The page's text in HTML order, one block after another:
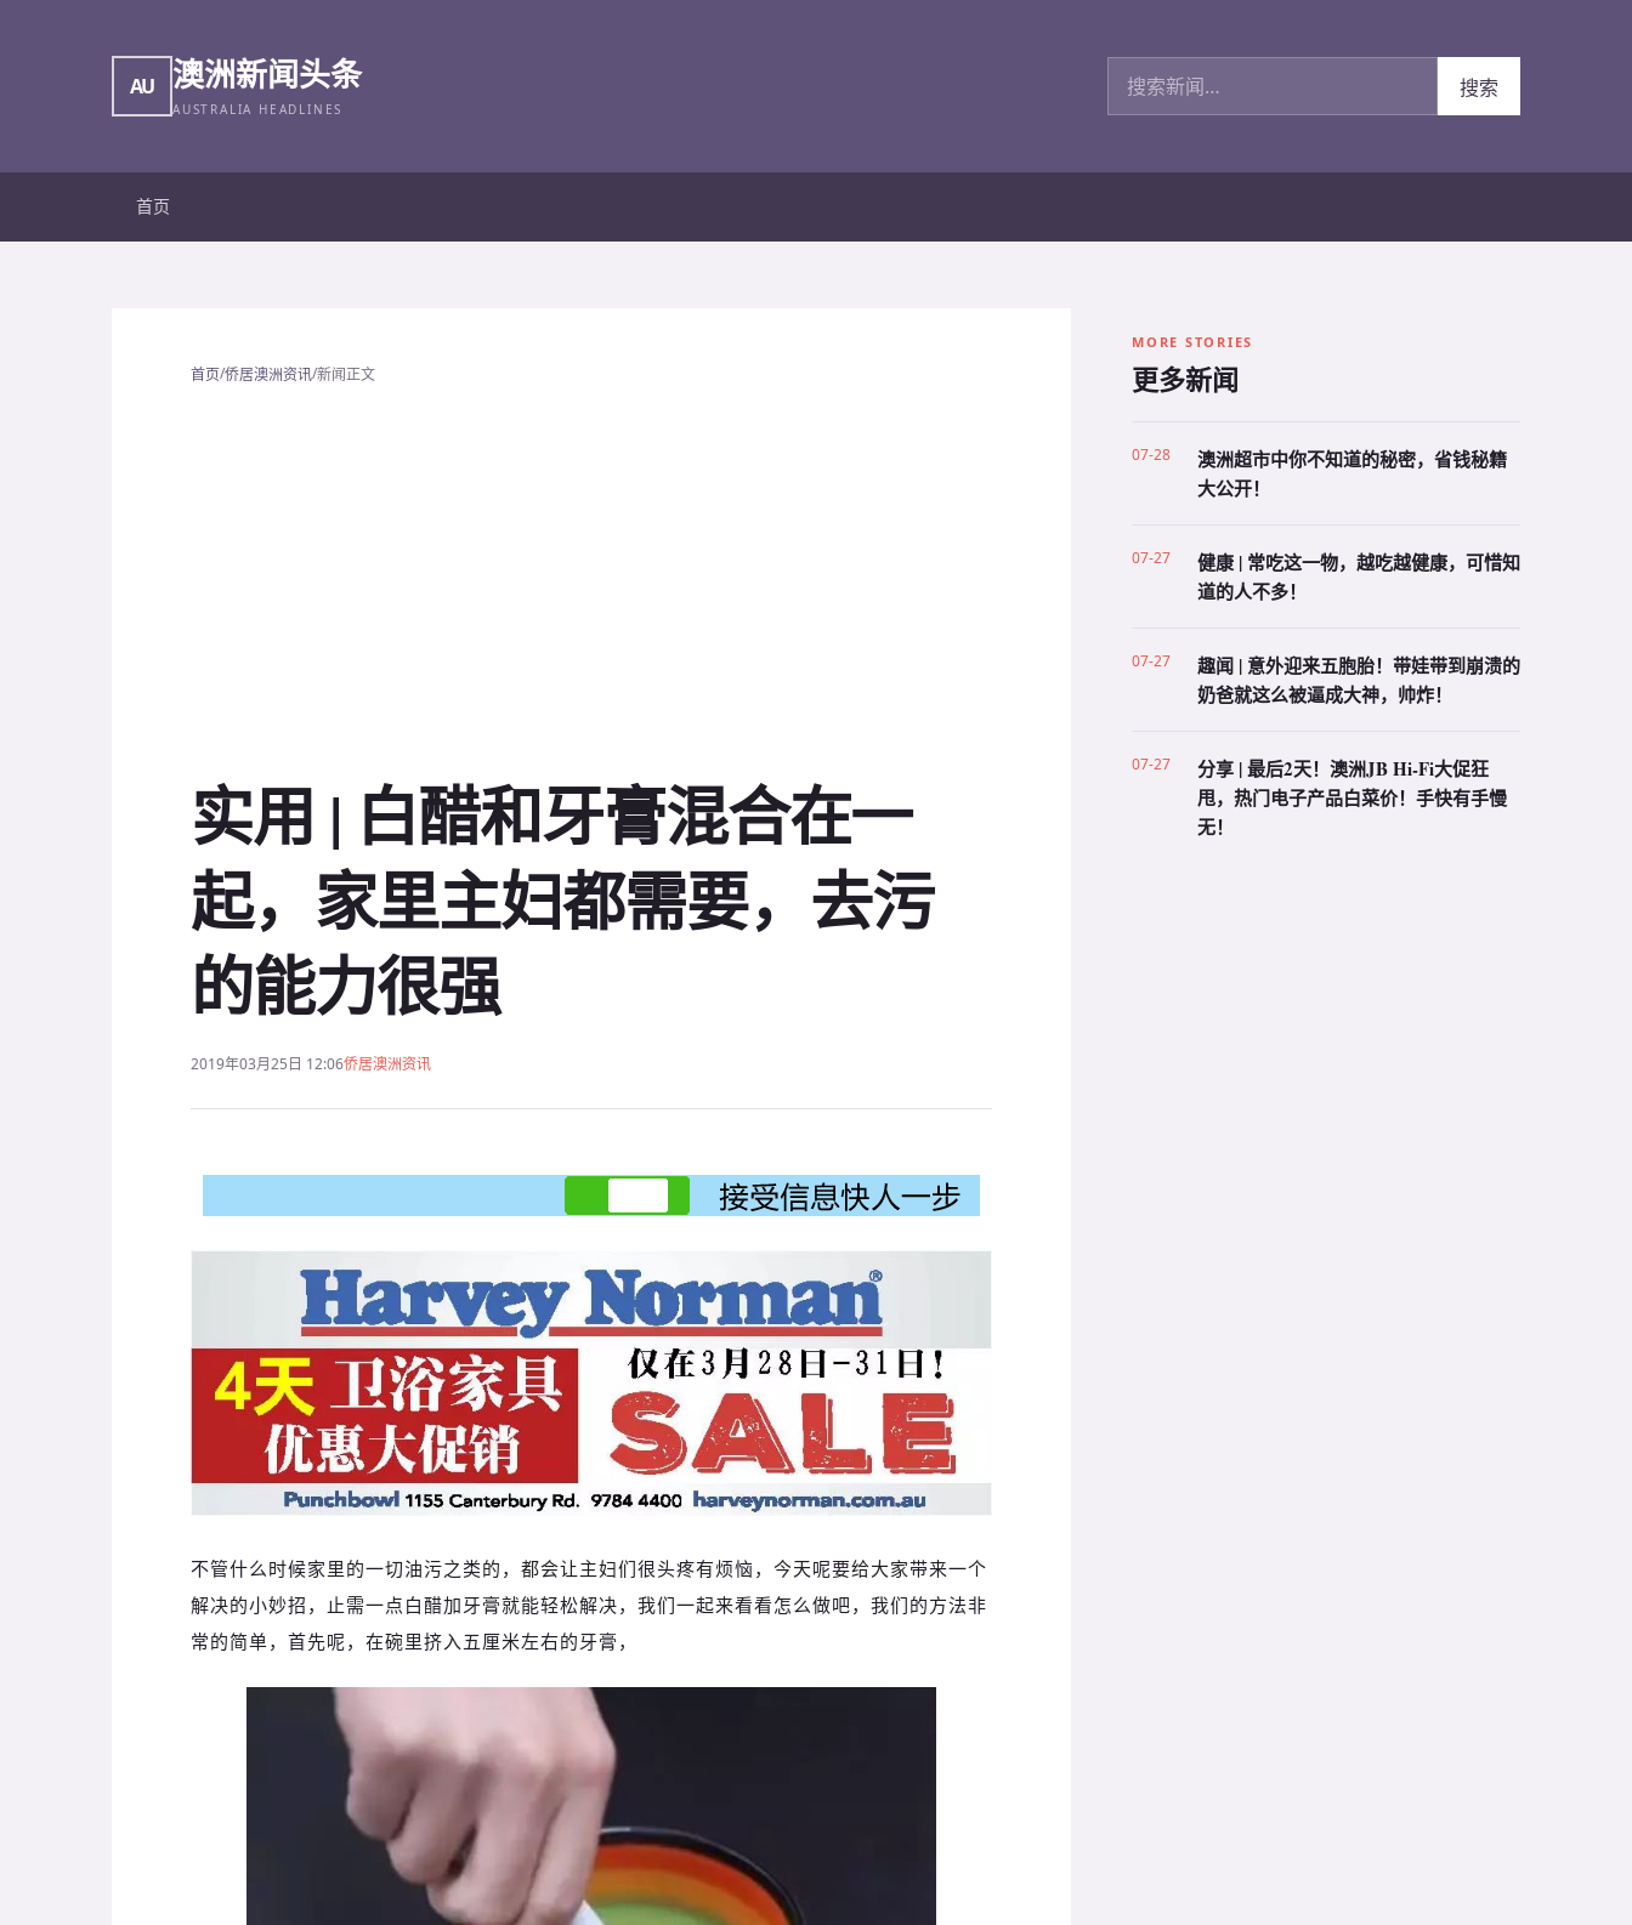
AU 澳洲新闻头条
AUSTRALIA HEADLINES
搜索新闻
搜索
首页
首页/侨居澳洲资讯/新闻正文
实用 | 白醋和牙膏混合在一
起，家里主妇都需要，去污
的能力很强
2019年03月25日 12:06侨居澳洲资讯
不管什么时候家里的一切油污之类的，都会让主妇们很头疼有烦恼，今天呢要给大家带来一个
解决的小妙招，止需一点白醋加牙膏就能轻松解决，我们一起来看看怎么做吧，我们的方法非
常的简单，首先呢，在碗里挤入五厘米左右的牙膏，
MORE STORIES
更多新闻
07-28
澳洲超市中你不知道的秘密，省钱秘籍
大公开！
07-27
健康 | 常吃这一物，越吃越健康，可惜知
道的人不多！
07-27
趣闻 | 意外迎来五胞胎！带娃带到崩溃的
奶爸就这么被逼成大神，帅炸！
07-27
分享 | 最后2天！澳洲JB Hi-Fi大促狂
甩，热门电子产品白菜价！手快有手慢
无！